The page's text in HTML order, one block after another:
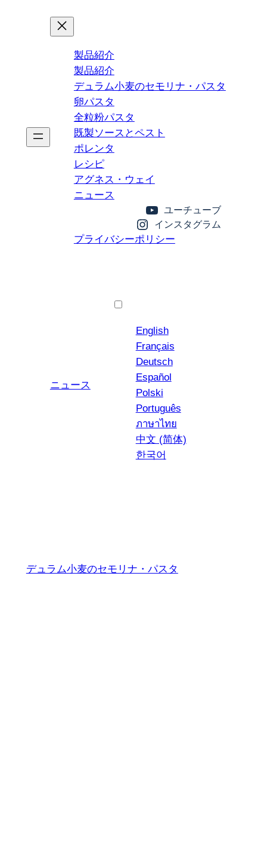
製品紹介
製品紹介
デュラム小麦のセモリナ・パスタ
卵パスタ
全粒粉パスタ
既製ソースとペスト
ポレンタ
レシピ
アグネス・ウェイ
ニュース
ユーチューブ
インスタグラム
プライバシーポリシー
ニュース
English
Français
Deutsch
Español
Polski
Português
ภาษาไทย
中文 (简体)
한국어
デュラム小麦のセモリナ・パスタ